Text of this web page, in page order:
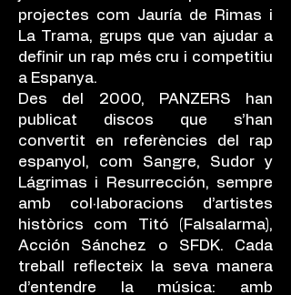
projectes com Jauría de Rimas i
La Trama, grups que van ajudar a
definir un rap més cru i competitiu
a Espanya.
Des del 2000, PANZERS han
publicat discos que s’han
convertit en referències del rap
espanyol, com Sangre, Sudor y
Lágrimas i Resurrección, sempre
amb col·laboracions d’artistes
històrics com Titó (Falsalarma),
Acción Sánchez o SFDK. Cada
treball reflecteix la seva manera
d’entendre la música: amb